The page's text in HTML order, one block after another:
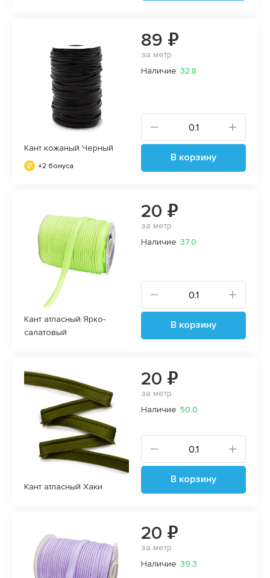
Кант кожаный Черный
+2 бонуса
89 ₽
за метр
Наличие 32.8
В корзину
Кант атласный Ярко-
салатовый
20 ₽
за метр
Наличие 37.0
В корзину
Кант атласный Хаки
20 ₽
за метр
Наличие 50.0
В корзину
20 ₽
за метр
Наличие 39.3